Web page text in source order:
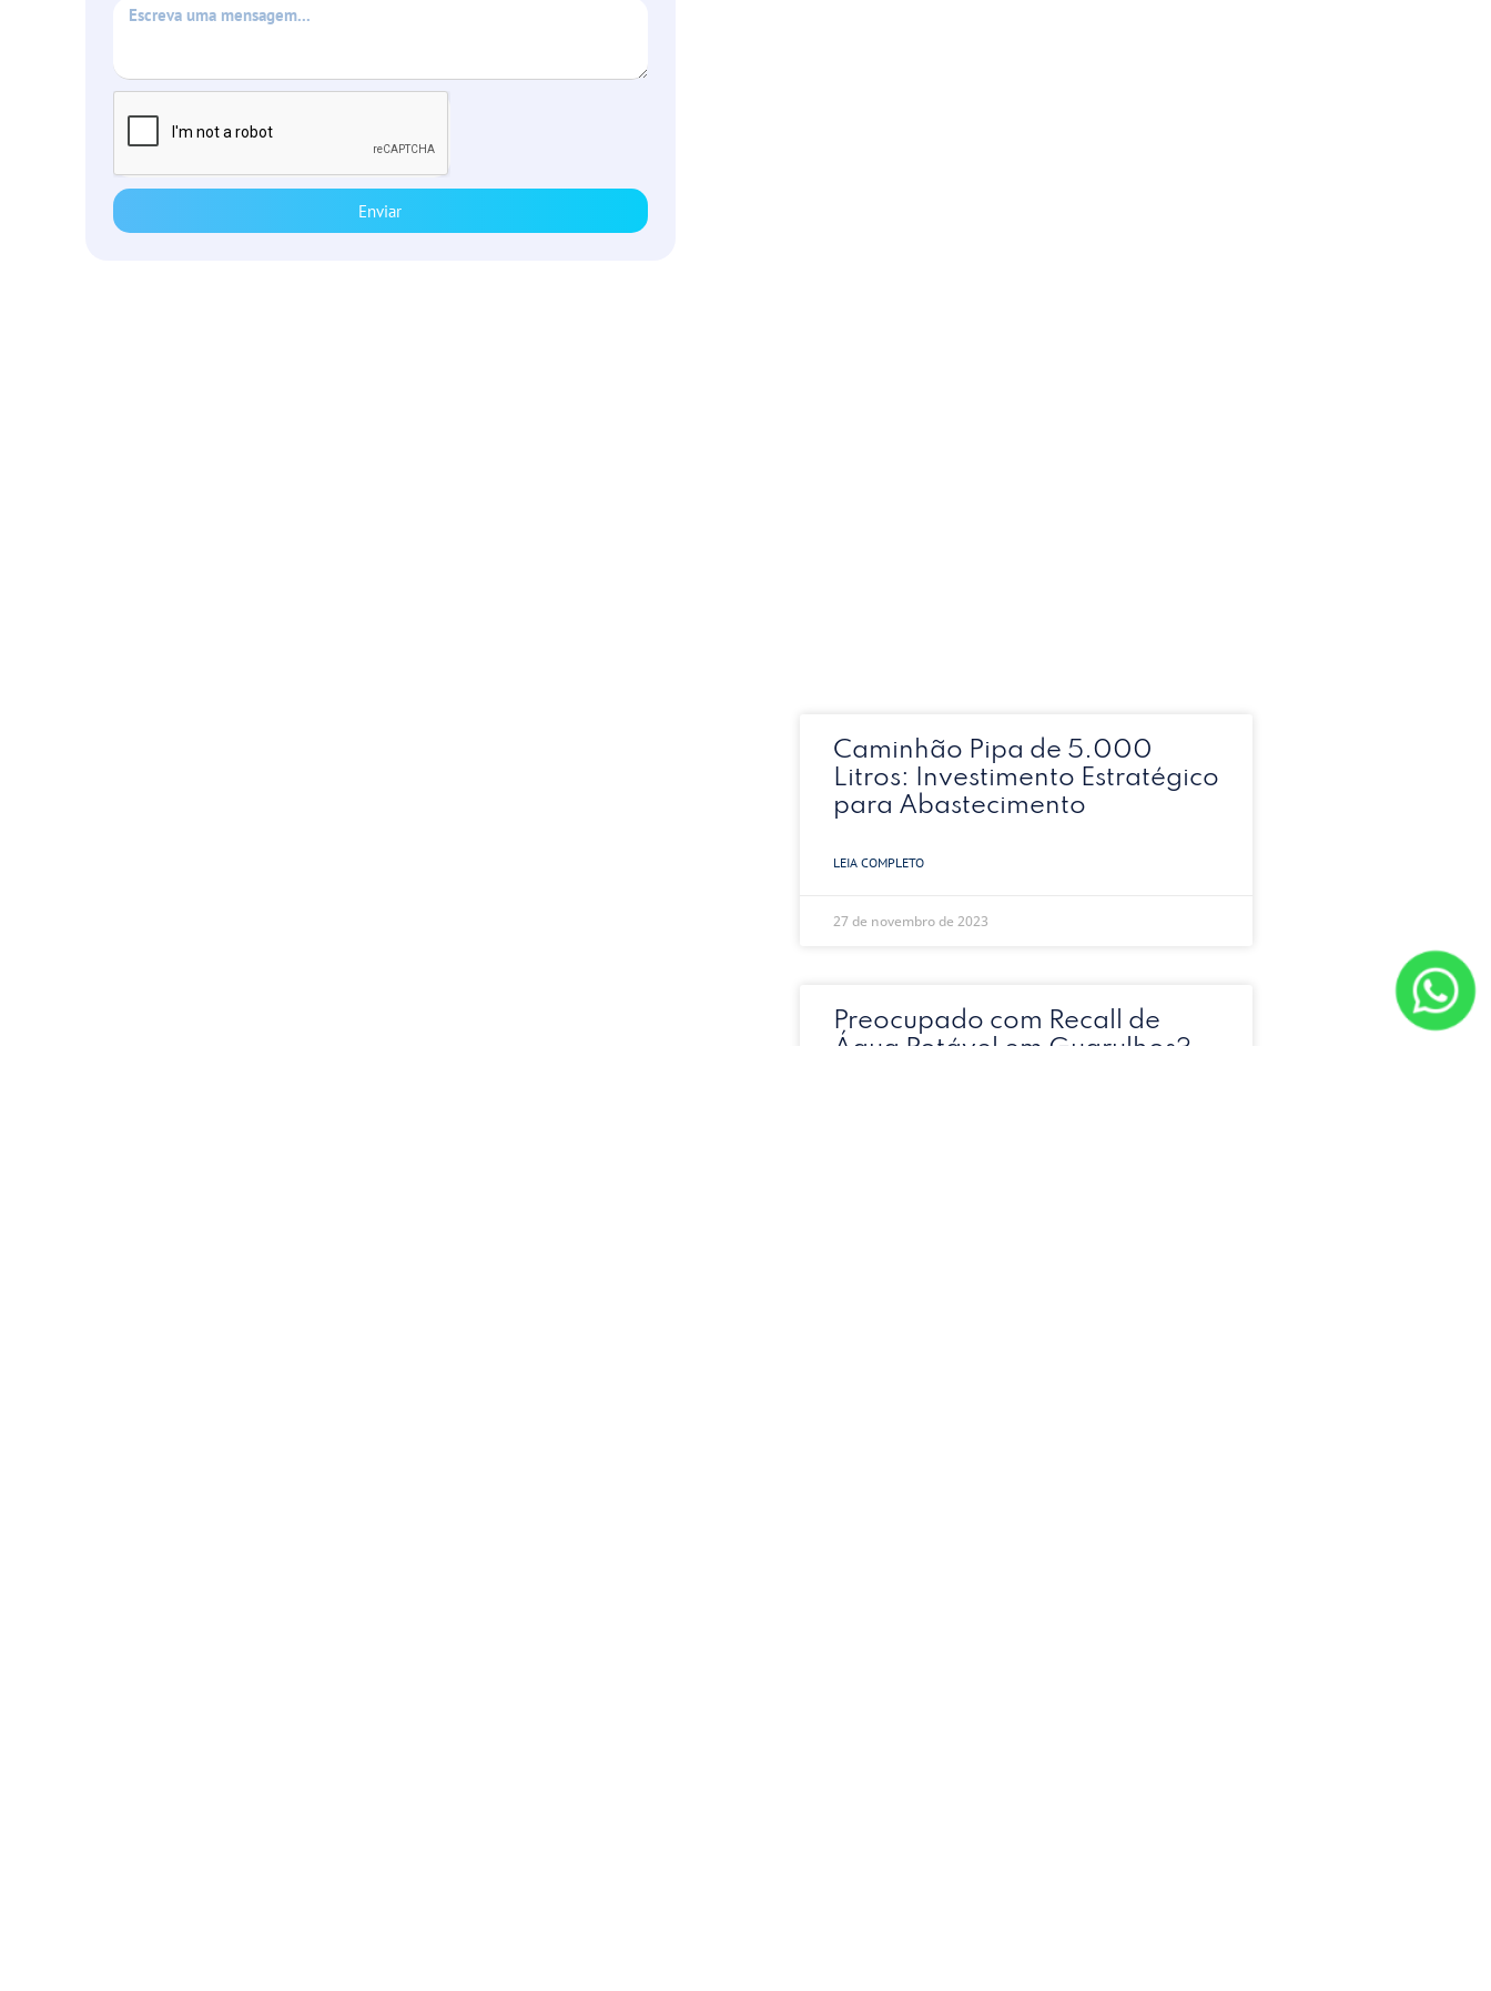
Enviar
Caminhão Pipa de 5.000
Litros: Investimento Estratégico
para Abastecimento
LEIA COMPLETO
27 de novembro de 2023
Preocupado com Recall de
Água Potável em Guarulhos?